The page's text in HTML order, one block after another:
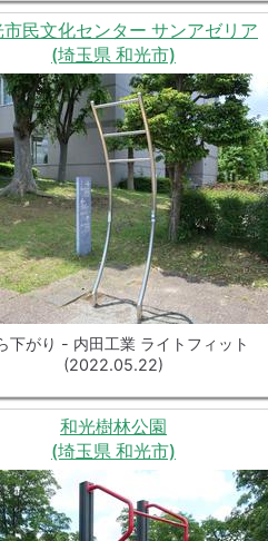
市民文化センター サンアゼリア
(埼玉県 和光市)
下がり - 内田工業 ライトフィット
(2022.05.22)
和光樹林公園
(埼玉県 和光市)